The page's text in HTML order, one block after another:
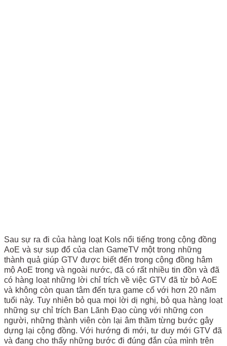
Sau sự ra đi của hàng loạt Kols nổi tiếng trong cộng đồng
AoE và sự sụp đổ của clan GameTV một trong những
thành quả giúp GTV được biết đến trong cộng đồng hâm
mộ AoE trong và ngoài nước, đã có rất nhiều tin đồn và đã
có hàng loạt những lời chỉ trích về việc GTV đã từ bỏ AoE
và không còn quan tâm đến tựa game cổ với hơn 20 năm
tuổi này. Tuy nhiên bỏ qua mọi lời dị nghị, bỏ qua hàng loạt
những sự chỉ trích Ban Lãnh Đạo cùng với những con
người, những thành viên còn lại âm thầm từng bước gây
dựng lại cộng đồng. Với hướng đi mới, tư duy mới GTV đã
và đang cho thấy những bước đi đúng đắn của mình trên